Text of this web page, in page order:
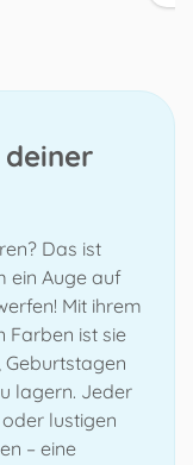
Das ist
ein Auge auf
Mit ihrem
Farben ist sie
Geburtstagen
lagern. Jeder
lustigen
– eine